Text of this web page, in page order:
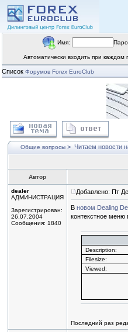
Имя:
Автоматически входить при каждом
Список Форумов Forex EuroClub
Общие вопросы > Читаем новости
Автор
dealer
АДМИНИСТРАЦИЯ
Зарегистрирован:
26.07.2004
Сообщения: 1840
Добавлено: Пт
В новом Dealing
контекстное
Description:
Filesize:
Viewed:
Последний раз